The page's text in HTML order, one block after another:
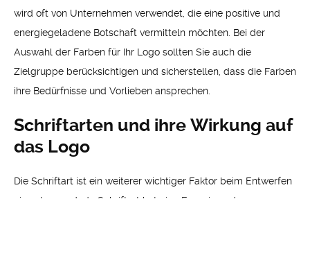
wird oft von Unternehmen verwendet, die eine positive und
energiegeladene Botschaft vermitteln möchten. Bei der
Auswahl der Farben für Ihr Logo sollten Sie auch die
Zielgruppe berücksichtigen und sicherstellen, dass die Farben
ihre Bedürfnisse und Vorlieben ansprechen.
Schriftarten und ihre Wirkung auf
das Logo
Die Schriftart ist ein weiterer wichtiger Faktor beim Entwerfen
eines Logos. Jede Schriftart hat eine Energie und